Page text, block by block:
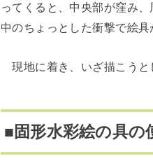
ってくると、中央部が窪み
中のちょっとした衝撃で絵
現地に着き、いざ描こうと
■固形水彩絵の具の